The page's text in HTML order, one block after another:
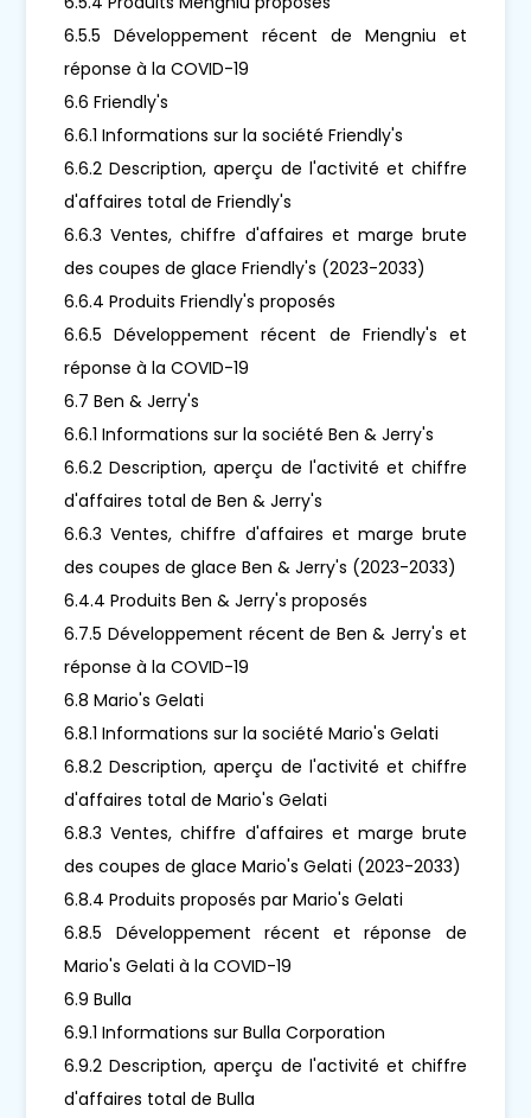
6.5.5 Développement récent de Mengniu et
réponse à la COVID-19
6.6 Friendly's
6.6.1 Informations sur la société Friendly's
6.6.2 Description, aperçu de l'activité et chiffre
d'affaires total de Friendly's
6.6.3 Ventes, chiffre d'affaires et marge brute
des coupes de glace Friendly's (2023-2033)
6.6.4 Produits Friendly's proposés
6.6.5 Développement récent de Friendly's et
réponse à la COVID-19
6.7 Ben & Jerry's
6.6.1 Informations sur la société Ben & Jerry's
6.6.2 Description, aperçu de l'activité et chiffre
d'affaires total de Ben & Jerry's
6.6.3 Ventes, chiffre d'affaires et marge brute
des coupes de glace Ben & Jerry's (2023-2033)
6.4.4 Produits Ben & Jerry's proposés
6.7.5 Développement récent de Ben & Jerry's et
réponse à la COVID-19
6.8 Mario's Gelati
6.8.1 Informations sur la société Mario's Gelati
6.8.2 Description, aperçu de l'activité et chiffre
d'affaires total de Mario's Gelati
6.8.3 Ventes, chiffre d'affaires et marge brute
des coupes de glace Mario's Gelati (2023-2033)
6.8.4 Produits proposés par Mario's Gelati
6.8.5 Développement récent et réponse de
Mario's Gelati à la COVID-19
6.9 Bulla
6.9.1 Informations sur Bulla Corporation
6.9.2 Description, aperçu de l'activité et chiffre
d'affaires total de Bulla